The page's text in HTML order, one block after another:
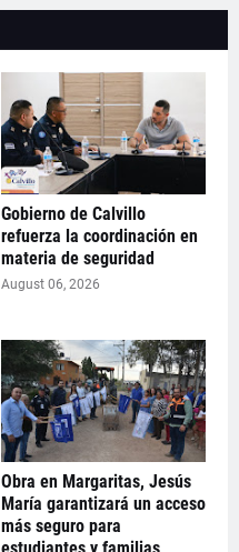
Gobierno de Calvillo
refuerza la coordinación en
materia de seguridad
August 06, 2026
Obra en Margaritas, Jesús
María garantizará un acceso
más seguro para